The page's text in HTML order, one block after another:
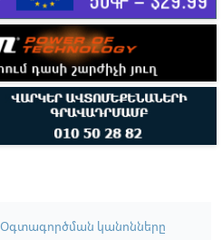
Օգտագործման կանոնները